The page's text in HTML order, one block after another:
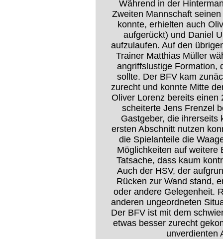
Während in der
Zweiten Mannschaft
konnte, erhielten auch
aufgerückt) und Daniel
aufzulaufen. Auf den
Trainer Matthias Müller
angriffslustige Formation,
sollte. Der BFV kam
zurecht und konnte Mitte
Oliver Lorenz bereits einen
scheiterte Jens Frenzel
Gastgeber, die ihrerseits
ersten Abschnitt nutzen
die Spielanteile die
Möglichkeiten auf weitere
Tatsache, dass kaum
Auch der HSV, der
Rücken zur Wand stand,
oder andere Gelegenheit.
anderen ungeordneten
Der BFV ist mit dem
etwas besser zurecht
unverdienten